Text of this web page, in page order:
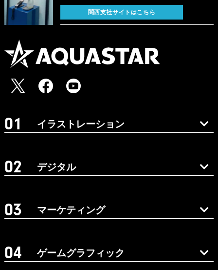
関西支社サイトはこちら
イラストレーション
デジタル
マーケティング
ゲームグラフィック